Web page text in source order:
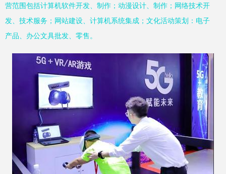
营范围包括计算机软件开发、制作；动漫设计、制作；网络技术开
发、技术服务；网站建设、计算机系统集成；文化活动策划：电子
产品、办公文具批发、零售。